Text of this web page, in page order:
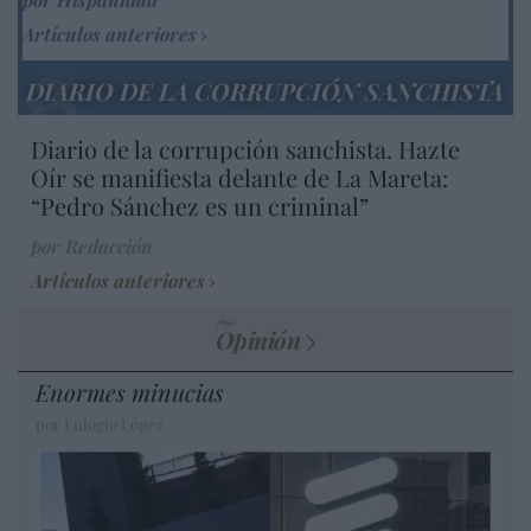
Artículos anteriores
DIARIO DE LA CORRUPCIÓN SANCHISTA
Diario de la corrupción sanchista. Hazte
Oír se manifiesta delante de La Mareta:
“Pedro Sánchez es un criminal”
Artículos anteriores
Opinión
Enormes minucias